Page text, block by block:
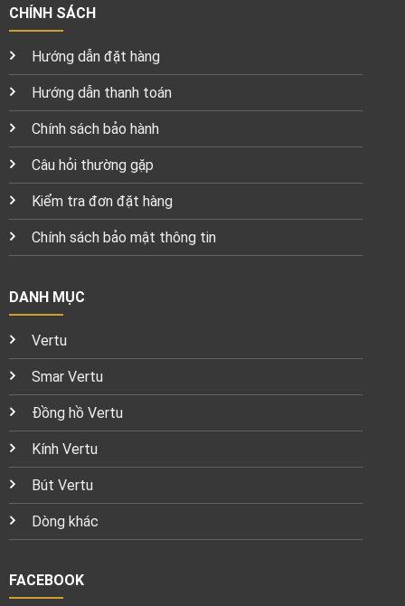
CHÍNH SÁCH
Hướng dẫn đặt hàng
Hướng dẫn thanh toán
Chính sách bảo hành
Câu hỏi thường gặp
Kiểm tra đơn đặt hàng
Chính sách bảo mật thông tin
DANH MỤC
Vertu
Smar Vertu
Đồng hồ Vertu
Kính Vertu
Bút Vertu
Dòng khác
FACEBOOK